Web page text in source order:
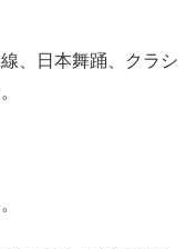
、日本舞踊、クラシ